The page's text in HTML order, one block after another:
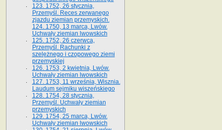
123. 1752, 26 stycznia,
Przemyśl. Reces zerwanego
zjazdu ziemian przemyskich.
124. 1750, 13 marca, Lwów.
Uchwały ziemian lwowskich
125. 1752, 26 czerwca,
Przemyśl. Rachunki z
szelężnego i czopowego ziemi
przemyskiej
126. 1753, 2 kwietnia, Lwów.
Uchwały ziemian lwowskich
127. 1753, 11 września, Wisznia.
Laudum sejmiku wiszeńskiego
128. 1754, 28 stycznia,
Przemyśl. Uchwały ziemian
przemyskich
129. 1754, 25 marca, Lwów.
Uchwały ziemian lwowskich